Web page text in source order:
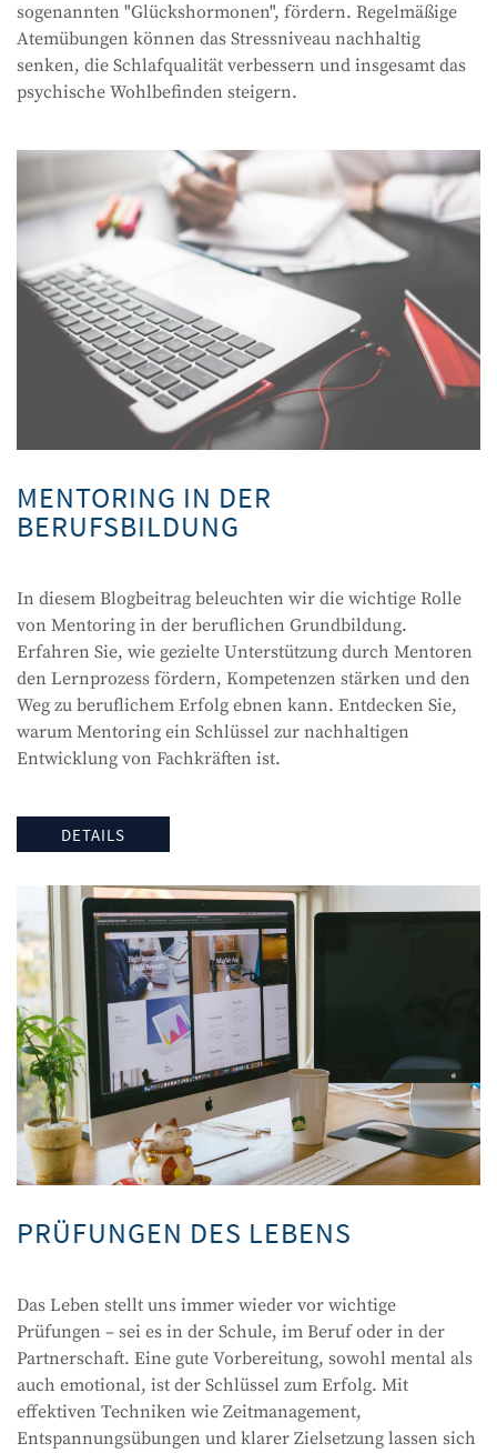
sogenannten "Glückshormonen", fördern. Regelmäßige
Atemübungen können das Stressniveau nachhaltig
senken, die Schlafqualität verbessern und insgesamt das
psychische Wohlbefinden steigern.
MENTORING IN DER
BERUFSBILDUNG
In diesem Blogbeitrag beleuchten wir die wichtige Rolle
von Mentoring in der beruflichen Grundbildung.
Erfahren Sie, wie gezielte Unterstützung durch Mentoren
den Lernprozess fördern, Kompetenzen stärken und den
Weg zu beruflichem Erfolg ebnen kann. Entdecken Sie,
warum Mentoring ein Schlüssel zur nachhaltigen
Entwicklung von Fachkräften ist.
DETAILS
PRÜFUNGEN DES LEBENS
Das Leben stellt uns immer wieder vor wichtige
Prüfungen – sei es in der Schule, im Beruf oder in der
Partnerschaft. Eine gute Vorbereitung, sowohl mental als
auch emotional, ist der Schlüssel zum Erfolg. Mit
effektiven Techniken wie Zeitmanagement,
Entspannungsübungen und klarer Zielsetzung lassen sich